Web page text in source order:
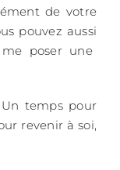
de votre
pouvez aussi
poser une
temps pour
revenir à soi,